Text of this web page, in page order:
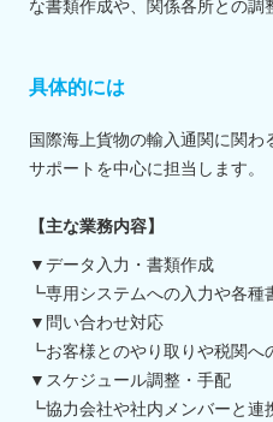
な書類作成や、関係各所との調
具体的には
国際海上貨物の輸入通関に関わ
サポートを中心に担当します。
【主な業務内容】
▼データ入力・書類作成
┗専用システムへの入力や各種
▼問い合わせ対応
┗お客様とのやり取りや税関へ
▼スケジュール調整・手配
┗協力会社や社内メンバーと連